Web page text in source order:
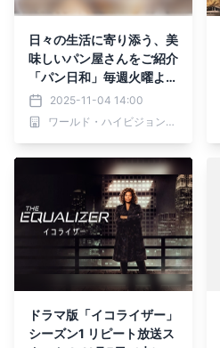
日々の生活に寄り添う、美
味しいパン屋さんをご紹介
「パン日和」毎週火曜よる
9:55～ BS12 トゥエルビ
で放送
2025-11-04 14:00
ワールド・ハイビジョン・チャンネル株式会社
ドラマ版「イコライザー」
シーズン1 リピート放送ス